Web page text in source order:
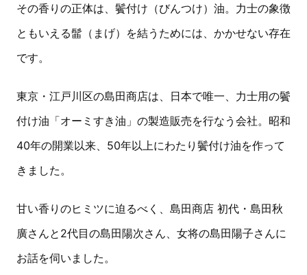
その香りの正体は、鬢付け（びんつけ）油。力士の象徴
ともいえる髷（まげ）を結うためには、かかせない存在
です。
東京・江戸川区の島田商店は、日本で唯一、力士用の鬢
付け油「オーミすき油」の製造販売を行なう会社。昭和
40年の開業以来、50年以上にわたり鬢付け油を作って
きました。
甘い香りのヒミツに迫るべく、島田商店 初代・島田秋
廣さんと2代目の島田陽次さん、女将の島田陽子さんに
お話を伺いました。